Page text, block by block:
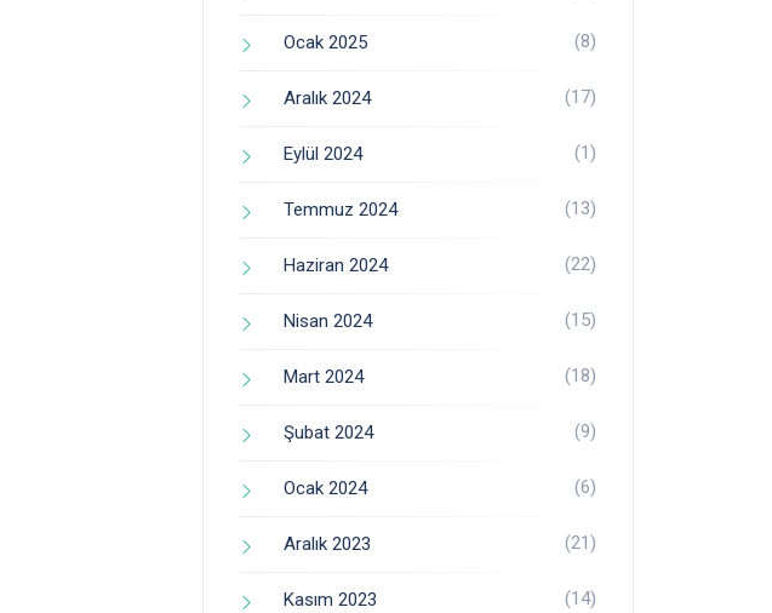
Ocak 2025 (8)
Aralık 2024 (17)
Eylül 2024 (1)
Temmuz 2024 (13)
Haziran 2024 (22)
Nisan 2024 (15)
Mart 2024 (18)
Şubat 2024 (9)
Ocak 2024 (6)
Aralık 2023 (21)
Kasım 2023 (14)